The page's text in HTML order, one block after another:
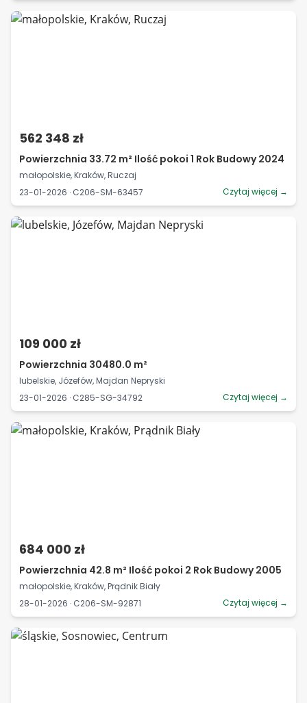
562 348 zł
Powierzchnia 33.72 m² Ilość pokoi 1 Rok Budowy 2024
małopolskie, Kraków, Ruczaj
23-01-2026 · C206-SM-63457
Czytaj więcej →
109 000 zł
Powierzchnia 30480.0 m²
lubelskie, Józefów, Majdan Nepryski
23-01-2026 · C285-SG-34792
Czytaj więcej →
684 000 zł
Powierzchnia 42.8 m² Ilość pokoi 2 Rok Budowy 2005
małopolskie, Kraków, Prądnik Biały
28-01-2026 · C206-SM-92871
Czytaj więcej →